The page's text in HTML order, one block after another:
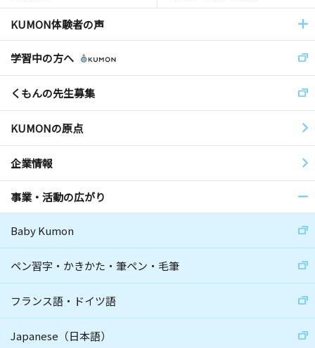
KUMON体験者の声
学習中の方へ
くもんの先生募集
KUMONの原点
企業情報
事業・活動の広がり
Baby Kumon
ペン習字・かきかた・筆ペン・毛筆
フランス語・ドイツ語
Japanese（日本語）